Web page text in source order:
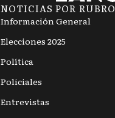
NOTICIAS POR RUBRO
Información General
Elecciones 2025
Política
Policiales
Entrevistas